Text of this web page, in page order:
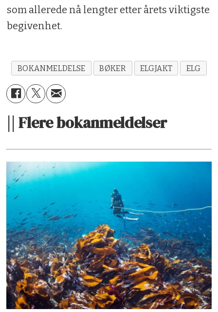
som allerede nå lengter etter årets viktigste
begivenhet.
BOKANMELDELSE BØKER ELGJAKT ELG
|| Flere bokanmeldelser